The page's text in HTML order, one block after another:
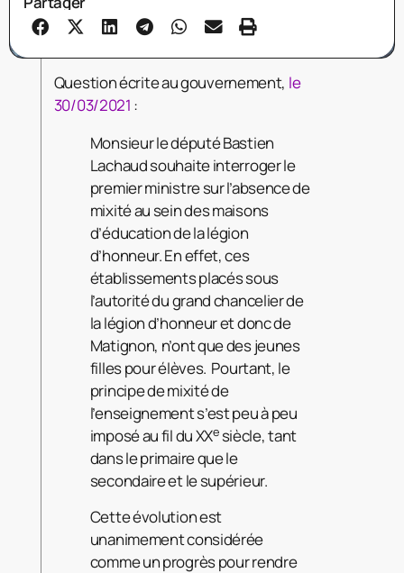
Question écrite au gouvernement, le
30/03/2021 :
Monsieur le député Bastien
Lachaud souhaite interroger le
premier ministre sur l’absence de
mixité au sein des maisons
d’éducation de la légion
d’honneur. En effet, ces
établissements placés sous
l’autorité du grand chancelier de
la légion d’honneur et donc de
Matignon, n’ont que des jeunes
filles pour élèves. Pourtant, le
principe de mixité de
l’enseignement s’est peu à peu
imposé au fil du XXesiècle, tant
dans le primaire que le
secondaire et le supérieur.
Cette évolution est
unanimement considérée
comme un progrès pour rendre